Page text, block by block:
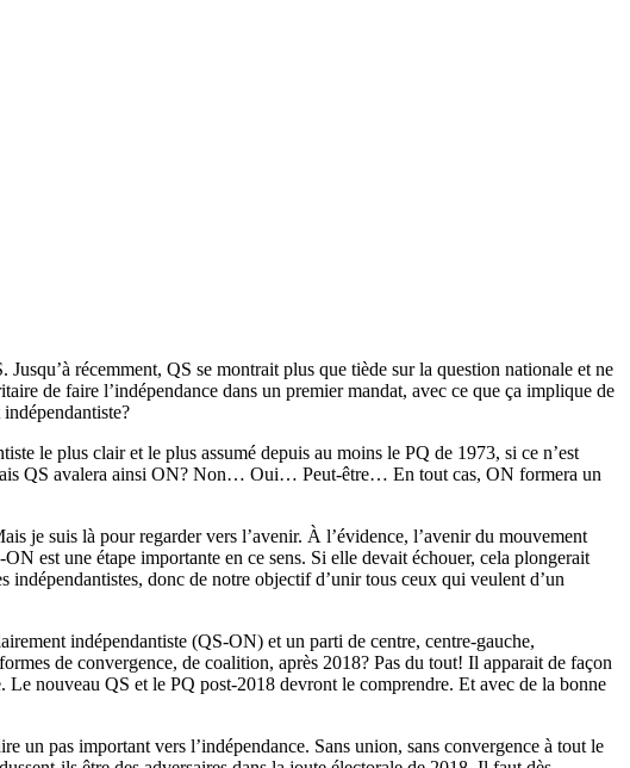
récemment, QS se montrait plus que tiède sur la question nationale et ne
de faire l’indépendance dans un premier mandat, avec ce que ça implique de
le plus clair et le plus assumé depuis au moins le PQ de 1973, si ce n’est
QS avalera ainsi ON? Non… Oui… Peut-être… En tout cas, ON formera un
je suis là pour regarder vers l’avenir. À l’évidence, l’avenir du mouvement
est une étape importante en ce sens. Si elle devait échouer, cela plongerait
indépendantistes, donc de notre objectif d’unir tous ceux qui veulent d’un
indépendantiste (QS-ON) et un parti de centre, centre-gauche,
de convergence, de coalition, après 2018? Pas du tout! Il apparait de façon
Le nouveau QS et le PQ post-2018 devront le comprendre. Et avec de la bonne
un pas important vers l’indépendance. Sans union, sans convergence à tout le